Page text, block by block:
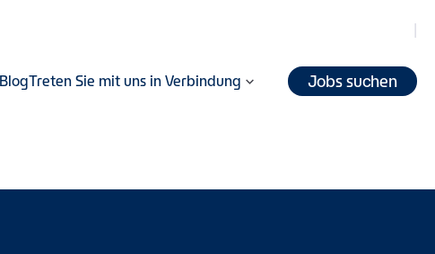
BlogTreten Sie mit uns in Verbindung Jobs suchen